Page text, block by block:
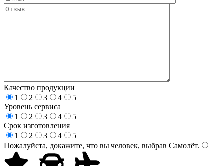
Качество продукции
1
2 3 4
5
Уровень сервиса
1
2 3 4
5
Срок изготовления
1
2 3 4
5
Пожалуйста, докажите, что вы человек, выбрав Самолёт.